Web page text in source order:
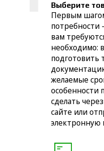
Выберите
Первым
вам
необходимо:
подготовить
желаемые
особенности
сделать
сайте или
электронную